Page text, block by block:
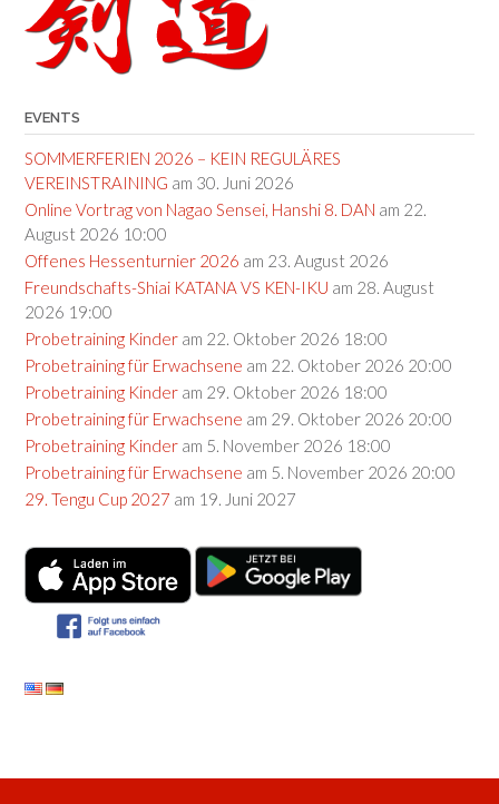
EVENTS
SOMMERFERIEN 2026 – KEIN REGULÄRES
VEREINSTRAINING am 30. Juni 2026
Online Vortrag von Nagao Sensei, Hanshi 8. DAN am 22.
August 2026 10:00
Offenes Hessenturnier 2026 am 23. August 2026
Freundschafts-Shiai KATANA VS KEN-IKU am 28. August
2026 19:00
Probetraining Kinder am 22. Oktober 2026 18:00
Probetraining für Erwachsene am 22. Oktober 2026 20:00
Probetraining Kinder am 29. Oktober 2026 18:00
Probetraining für Erwachsene am 29. Oktober 2026 20:00
Probetraining Kinder am 5. November 2026 18:00
Probetraining für Erwachsene am 5. November 2026 20:00
29. Tengu Cup 2027 am 19. Juni 2027